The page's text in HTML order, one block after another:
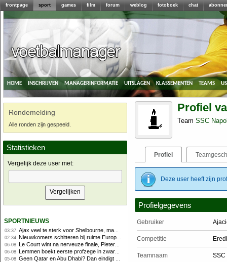
frontpage sport games film forum weblog fotoboek chat
home inschrijven managerinformatie uitslagen klassementen teams
Rondemelding
Alle ronden zijn gespeeld.
Statistieken
Vergelijk deze user met:
sportnieuws
03:37 Ajax veel te sterk voor Shelbourne, maar houdt schade beperkt
02:34 Nieuwkomers schitteren bij ruime Europese zege FC Twente
06-08 Le Court wint na nerveuze finale, Pieterse derde
06-08 Lemmen boekt eerste profzege in zware Ronde van Polen-rit
05-08 Geen Qatar en Abu Dhabi? Dan eindigt Formule 1-seizoen mogelijk in Europa
Profiel
Team SSC
Profiel
Deze user heeft zijn
Profielgegevens
Gebruiker
Competitie
Teamnaam SSC